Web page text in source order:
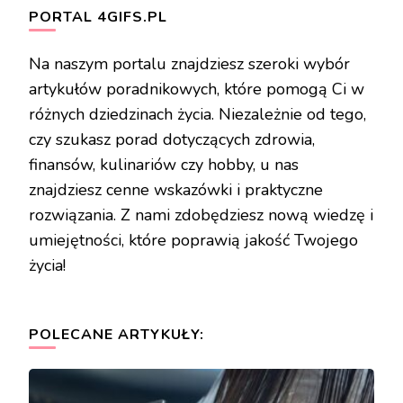
PORTAL 4GIFS.PL
Na naszym portalu znajdziesz szeroki wybór
artykułów poradnikowych, które pomogą Ci w
różnych dziedzinach życia. Niezależnie od tego,
czy szukasz porad dotyczących zdrowia,
finansów, kulinariów czy hobby, u nas
znajdziesz cenne wskazówki i praktyczne
rozwiązania. Z nami zdobędziesz nową wiedzę i
umiejętności, które poprawią jakość Twojego
życia!
POLECANE ARTYKUŁY: